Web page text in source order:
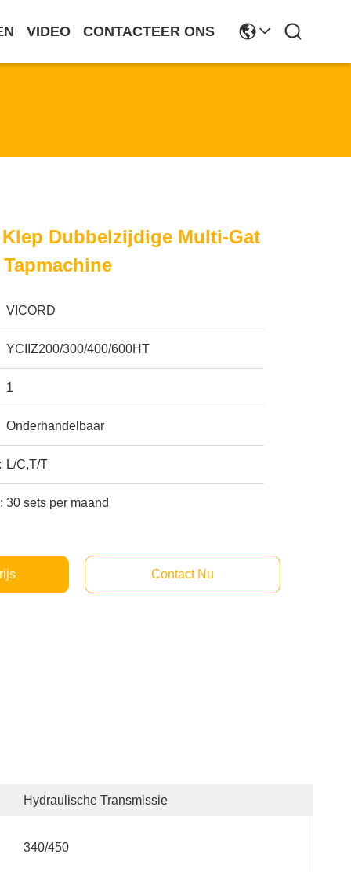
VIDEO CONTACTEER ONS
Dubbelzijdige Multi-Gat
VICORD
YCIIZ200/300/400/600HT
1
Onderhandelbaar
L/C,T/T
30 sets per maand
Contact Nu
Hydraulische Transmissie
340/450